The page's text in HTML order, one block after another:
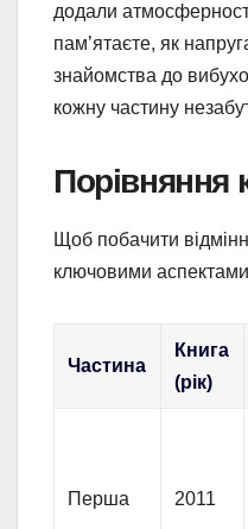
додали
пам’ятаєте, як
знайомства до
кожну частину
Порівняння
Щоб побачити
ключовими
Частина
Книга
(рік)
Перша 2011